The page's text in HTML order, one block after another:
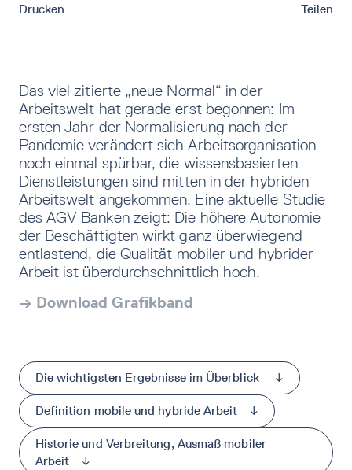
Drucken Teilen
Das viel zitierte „neue Normal“ in der
Arbeitswelt hat gerade erst begonnen: Im
ersten Jahr der Normalisierung nach der
Pandemie verändert sich Arbeitsorganisation
noch einmal spürbar, die wissensbasierten
Dienstleistungen sind mitten in der hybriden
Arbeitswelt angekommen. Eine aktuelle Studie
des AGV Banken zeigt: Die höhere Autonomie
der Beschäftigten wirkt ganz überwiegend
entlastend, die Qualität mobiler und hybrider
Arbeit ist überdurchschnittlich hoch.
→ Download Grafikband
Die wichtigsten Ergebnisse im Überblick ↓
Definition mobile und hybride Arbeit ↓
Historie und Verbreitung, Ausmaß mobiler
Arbeit
↓